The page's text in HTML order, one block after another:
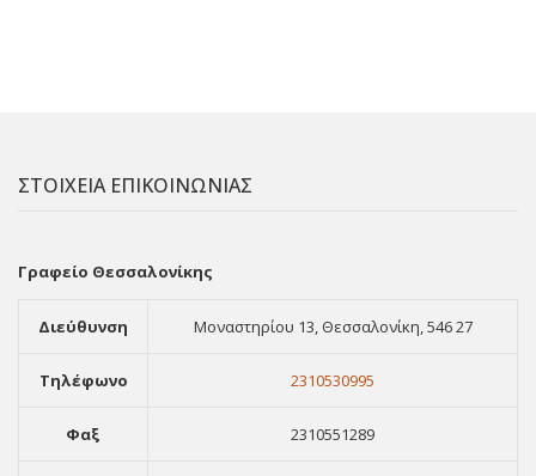
ΣΤΟΙΧΕΙΑ ΕΠΙΚΟΙΝΩΝΙΑΣ
Γραφείο Θεσσαλονίκης
Διεύθυνση Μοναστηρίου 13, Θεσσαλονίκη, 546 27
Τηλέφωνο 2310530995
Φαξ 2310551289